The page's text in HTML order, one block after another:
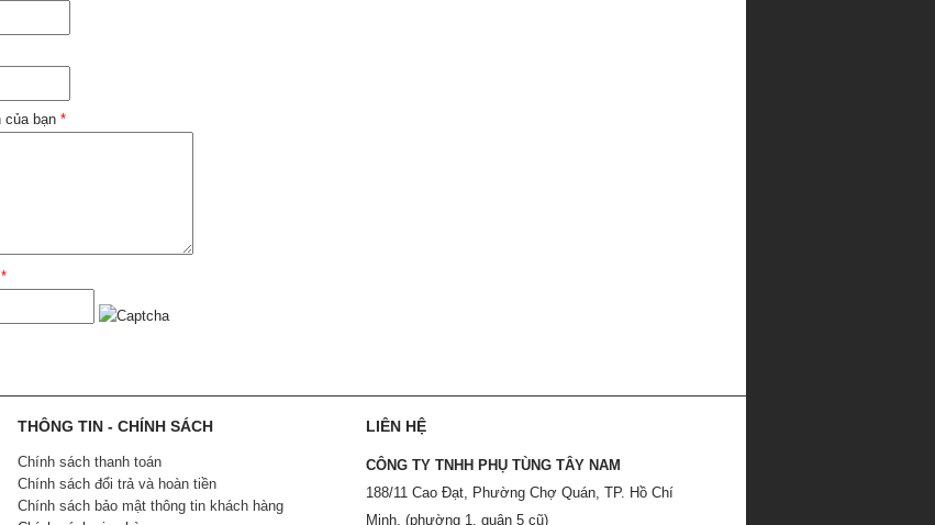
của bạn*
*
THÔNG TIN - CHÍNH SÁCH
Chính sách thanh toán
Chính sách đổi trả và hoàn tiền
Chính sách bảo mật thông tin khách hàng
LIÊN HỆ
CÔNG TY TNHH PHỤ TÙNG TÂY NAM
188/11 Cao Đạt, Phường Chợ Quán, TP. Hồ Chí
Minh. (phường 1, quận 5 cũ)